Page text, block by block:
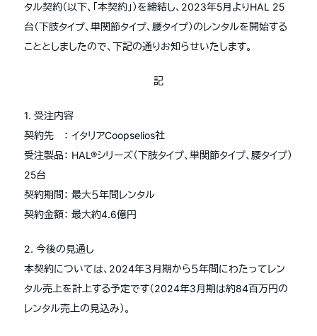
タル契約（以下、「本契約」）を締結し、2023年5月よりHAL 25
台（下肢タイプ、単関節タイプ、腰タイプ）のレンタルを開始する
こととしましたので、下記の通りお知らせいたします。
記
1. 受注内容
契約先 ： イタリアCoopselios社
受注製品： HAL®シリーズ（下肢タイプ、単関節タイプ、腰タイプ）
25台
契約期間： 最大５年間レンタル
契約金額： 最大約4.6億円
2. 今後の見通し
本契約については、2024年３月期から５年間にわたってレン
タル売上を計上する予定です（2024年3月期は約84百万円の
レンタル売上の見込み）。